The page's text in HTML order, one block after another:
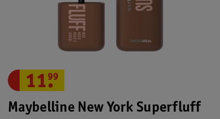
Maybelline New York Superfluff
11.
99